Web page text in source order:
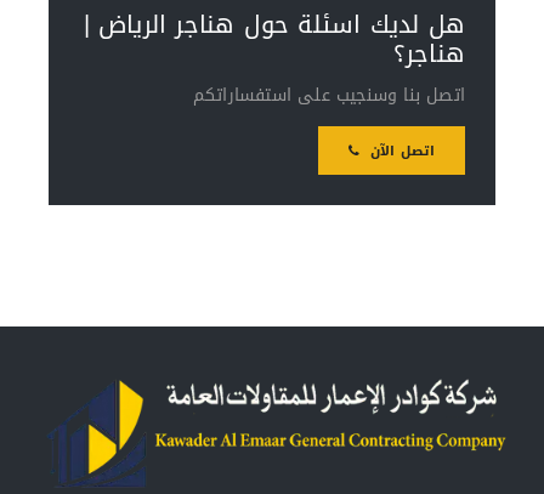
هل لديك اسئلة حول هناجر الرياض |
هناجر؟
اتصل بنا وسنجيب على استفساراتكم
اتصل الآن